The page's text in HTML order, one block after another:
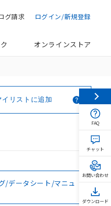
ログイン/新規登録
グ請求
オンラインストア
イリストに追加
/データシート/マニュ
FAQ
チャット
お問い合わせ
ダウンロード